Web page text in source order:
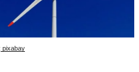
pixabay